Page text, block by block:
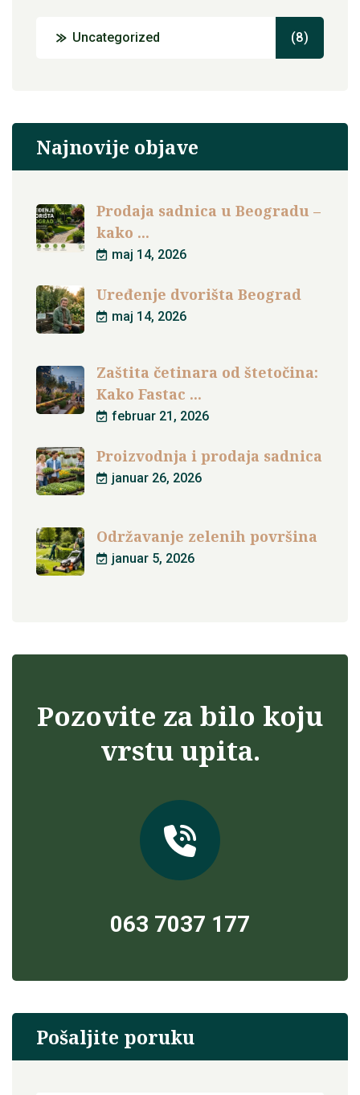
Uncategorized (8)
Najnovije objave
Prodaja sadnica u Beogradu –
kako ...
maj 14, 2026
Uređenje dvorišta Beograd
maj 14, 2026
Zaštita četinara od štetočina:
Kako Fastac ...
februar 21, 2026
Proizvodnja i prodaja sadnica
januar 26, 2026
Održavanje zelenih površina
januar 5, 2026
Pozovite za bilo koju
vrstu upita.
063 7037 177
Pošaljite poruku